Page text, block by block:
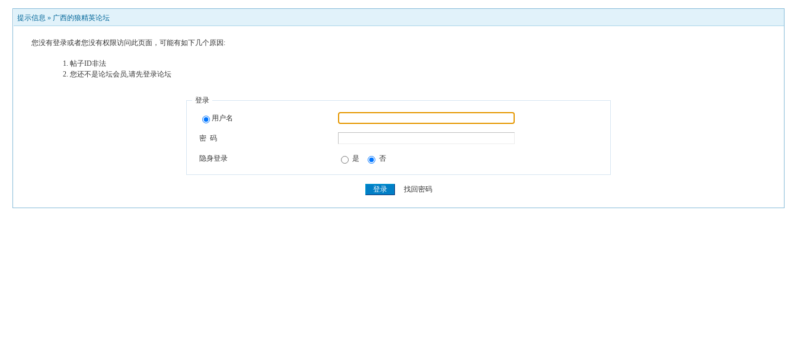
提示信息 » 广西的狼精英论坛
您没有登录或者您没有权限访问此页面，可能有如下几个原因:
帖子ID非法
您还不是论坛会员,请先登录论坛
登录
用户名
密 码
隐身登录 是 否
找回密码